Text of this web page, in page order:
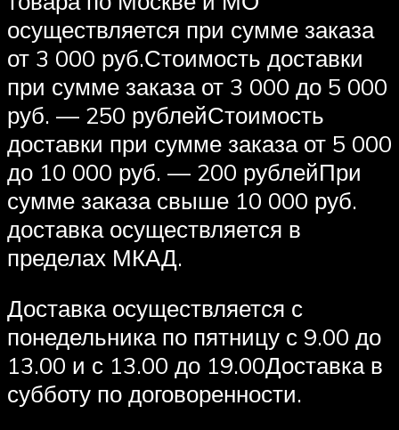
осуществляется при сумме заказа
от 3 000 руб.Стоимость доставки
при сумме заказа от 3 000 до 5 000
руб. — 250 рублейСтоимость
доставки при сумме заказа от 5 000
до 10 000 руб. — 200 рублейПри
сумме заказа свыше 10 000 руб.
доставка осуществляется в
пределах МКАД.
Доставка осуществляется с
понедельника по пятницу с 9.00 до
13.00 и с 13.00 до 19.00Доставка в
субботу по договоренности.